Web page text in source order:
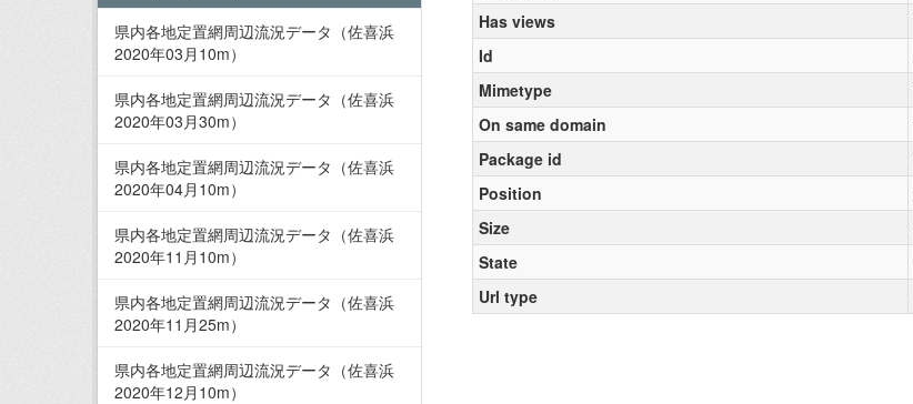
県内各地定置網周辺流況データ（佐喜浜
2020年03月10m）
県内各地定置網周辺流況データ（佐喜浜
2020年03月30m）
県内各地定置網周辺流況データ（佐喜浜
2020年04月10m）
県内各地定置網周辺流況データ（佐喜浜
2020年11月10m）
県内各地定置網周辺流況データ（佐喜浜
2020年11月25m）
県内各地定置網周辺流況データ（佐喜浜
2020年12月10m）
Has views
Id
Mimetype
On same domain
Package id
Position
Size
State
Url type